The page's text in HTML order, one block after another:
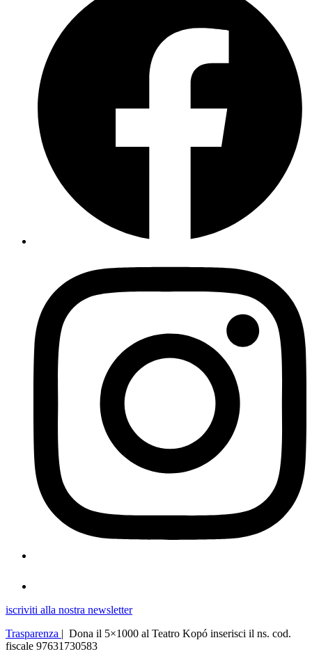
iscriviti alla nostra newsletter
Trasparenza | Dona il 5×1000 al Teatro Kopó inserisci il ns. cod.
fiscale 97631730583